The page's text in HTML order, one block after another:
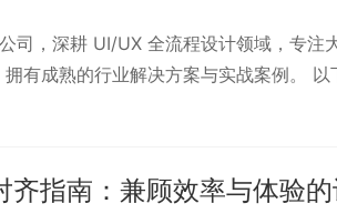
司，深耕 UI/UX 全流程设计领域，专注
有成熟的行业解决方案与实战案例。 以
齐指南：兼顾效率与体验